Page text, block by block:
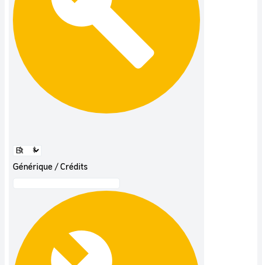
Générique / Crédits